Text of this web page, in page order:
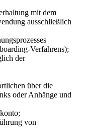
mit dem
ausschließlich
Verfahrens);
der
über die
oder Anhänge und
von